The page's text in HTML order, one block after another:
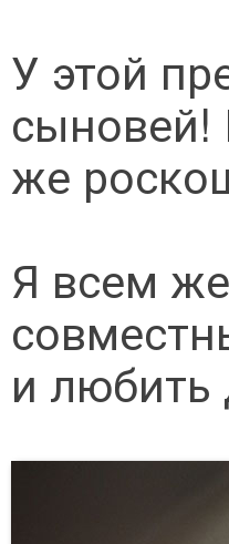
У этой
сыновей!
же
Я всем
и любить